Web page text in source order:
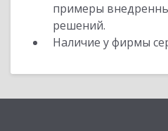
примеры
решений.
Наличие у фирмы